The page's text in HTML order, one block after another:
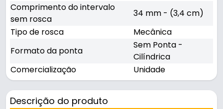
Comprimento do intervalo
sem rosca
34 mm - (3,4 cm)
Tipo de rosca
Mecânica
Formato da ponta
Sem Ponta -
Cilíndrica
Comercialização
Unidade
Descrição do produto